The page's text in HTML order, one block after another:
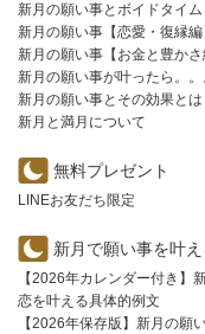
新月の願い事とボイドタイム
新月の願い事【恋愛・復縁編
新月の願い事【お金と豊かさ
新月の願い事が叶ったら。。
新月の願い事とその効果とは
新月と満月について
無料プレゼント
LINEお友だち限定
新月で願い事を叶
【2026年カレンダー付き】
恋を叶える具体的例文
【2026年保存版】新月の願